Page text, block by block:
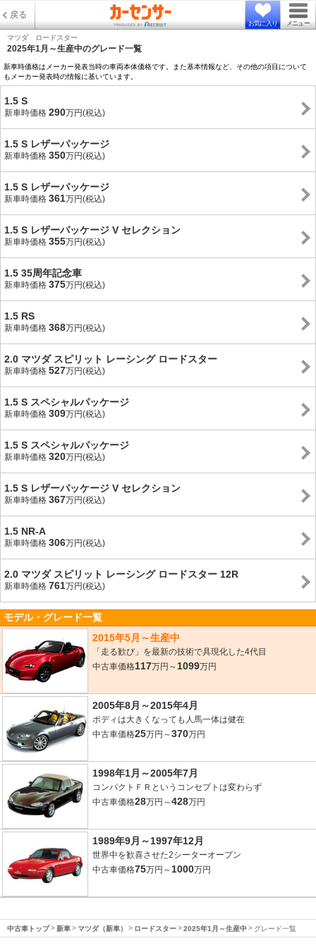
戻る
お気に入り メニュー
マツダ ロードスター
2025年1月～生産中のグレード一覧
新車時価格はメーカー発表当時の車両本体価格です。また基本情報など、その他の項目について
もメーカー発表時の情報に基いています。
1.5 S
新車時価格 290万円(税込)
1.5 S レザーパッケージ
新車時価格 350万円(税込)
1.5 S レザーパッケージ
新車時価格 361万円(税込)
1.5 S レザーパッケージ V セレクション
新車時価格 355万円(税込)
1.5 35周年記念車
新車時価格 375万円(税込)
1.5 RS
新車時価格 368万円(税込)
2.0 マツダ スピリット レーシング ロードスター
新車時価格 527万円(税込)
1.5 S スペシャルパッケージ
新車時価格 309万円(税込)
1.5 S スペシャルパッケージ
新車時価格 320万円(税込)
1.5 S レザーパッケージ V セレクション
新車時価格 367万円(税込)
1.5 NR-A
新車時価格 306万円(税込)
2.0 マツダ スピリット レーシング ロードスター 12R
新車時価格 761万円(税込)
モデル・グレード一覧
2015年5月～生産中
「走る歓び」を最新の技術で具現化した4代目
中古車価格117万円～ 1099万円
2005年8月～2015年4月
ボディは大きくなっても人馬一体は健在
中古車価格25万円～370万円
1998年1月～2005年7月
コンパクトＦＲというコンセプトは変わらず
中古車価格28万円～428万円
1989年9月～1997年12月
世界中を歓喜させた2シーターオープン
中古車価格75万円～ 1000万円
中古車トップ 新車 マツダ（新車） ロードスター 2025年1月～生産中 グレード一覧